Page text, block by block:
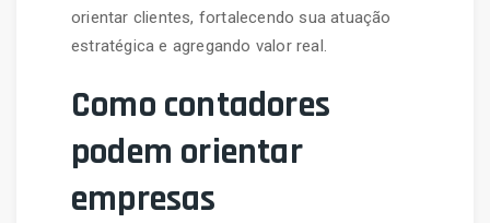
orientar clientes, fortalecendo sua atuação
estratégica e agregando valor real.
Como contadores
podem orientar
empresas